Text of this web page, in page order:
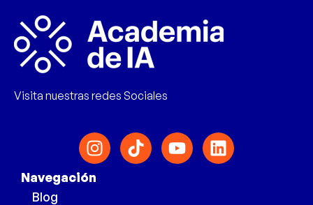
Visita nuestras redes Sociales
Navegación
Blog